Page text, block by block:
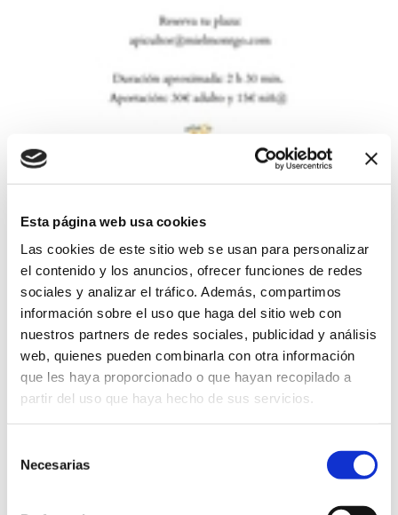
Esta página web usa cookies
Las cookies de este sitio web se usan para personalizar
el contenido y los anuncios, ofrecer funciones de redes
sociales y analizar el tráfico. Además, compartimos
información sobre el uso que haga del sitio web con
nuestros partners de redes sociales, publicidad y análisis
web, quienes pueden combinarla con otra información
que les haya proporcionado o que hayan recopilado a
partir del uso que haya hecho de sus servicios.
Necesarias
Experiencia de Apiturismo
Inmersión auténtica en el mundo de las abejas dentro del
Parque Natural del Montgó. A lo largo de la visita, se combina
naturaleza, conocimiento y emoción: se empieza con un
recorrido interpretativo por el entorno, continuando con la
visita al colmenar donde se descubre de cerca el trabajo de
las abejas y se finaliza con una cata de mieles que refleja la
biodiversidad del territorio. Una experiencia sensorial y
educativa diseñada para conectar con la naturaleza y
comprender el verdadero valor de las abejas. RESERVA:
apicultor@mielmontgo.com
Rutas y Excursiones Precio Adultos: 30 € / niños: 15 €